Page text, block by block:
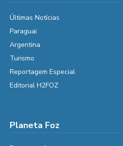
Últimas Notícias
Paraguai
Argentina
Turismo
Reportagem Especial
Editorial H2FOZ
Planeta Foz